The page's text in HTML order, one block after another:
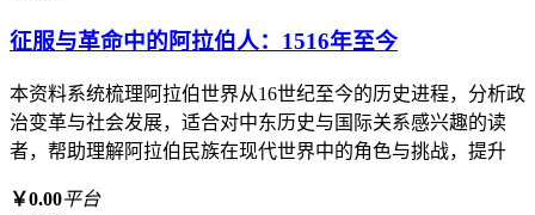
征服与革命中的阿拉伯人：1516年至今
本资料系统梳理阿拉伯世界从16世纪至今的历史进程，分析政
治变革与社会发展，适合对中东历史与国际关系感兴趣的读
者，帮助理解阿拉伯民族在现代世界中的角色与挑战，提升
￥0.00平台